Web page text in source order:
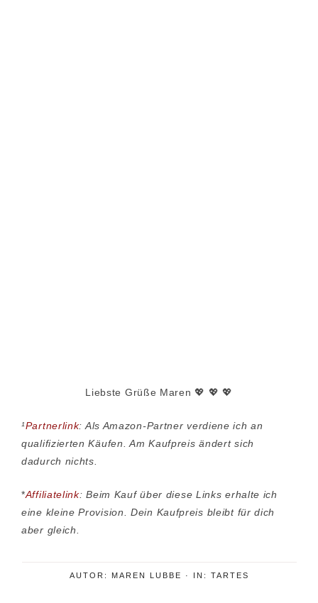
Liebste Grüße Maren 💖 💖 💖
¹Partnerlink: Als Amazon-Partner verdiene ich an
qualifizierten Käufen. Am Kaufpreis ändert sich
dadurch nichts.
*Affiliatelink: Beim Kauf über diese Links erhalte ich
eine kleine Provision. Dein Kaufpreis bleibt für dich
aber gleich.
AUTOR: MAREN LUBBE · IN: TARTES